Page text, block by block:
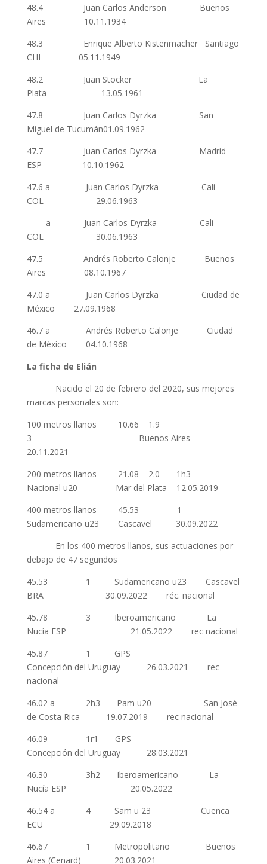
48.4 Juan Carlos Anderson Buenos
Aires 10.11.1934
48.3 Enrique Alberto Kistenmacher Santiago
CHI 05.11.1949
48.2 Juan Stocker La
Plata 13.05.1961
47.8 Juan Carlos Dyrzka San
Miguel de Tucumán01.09.1962
47.7 Juan Carlos Dyrzka Madrid
ESP 10.10.1962
47.6 a Juan Carlos Dyrzka Cali
COL 29.06.1963
a Juan Carlos Dyrzka Cali
COL 30.06.1963
47.5 Andrés Roberto Calonje Buenos
Aires 08.10.1967
47.0 a Juan Carlos Dyrzka Ciudad de
México 27.09.1968
46.7 a Andrés Roberto Calonje Ciudad
de México 04.10.1968
La ficha de Elián
Nacido el 20 de febrero del 2020, sus mejores
marcas personales son:
100 metros llanos 10.66 1.9
3 Buenos Aires
20.11.2021
200 metros llanos 21.08 2.0 1h3
Nacional u20 Mar del Plata 12.05.2019
400 metros llanos 45.53 1
Sudamericano u23 Cascavel 30.09.2022
En los 400 metros llanos, sus actuaciones por
debajo de 47 segundos
45.53 1 Sudamericano u23 Cascavel
BRA 30.09.2022 réc. nacional
45.78 3 Iberoamericano La
Nucía ESP 21.05.2022 rec nacional
45.87 1 GPS
Concepción del Uruguay 26.03.2021 rec
nacional
46.02 a 2h3 Pam u20 San José
de Costa Rica 19.07.2019 rec nacional
46.09 1r1 GPS
Concepción del Uruguay 28.03.2021
46.30 3h2 Iberoamericano La
Nucía ESP 20.05.2022
46.54 a 4 Sam u 23 Cuenca
ECU 29.09.2018
46.67 1 Metropolitano Buenos
Aires (Cenard) 20.03.2021